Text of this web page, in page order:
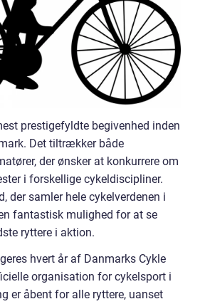
prestigefyldte begivenhed inden
Det tiltrækker både
der ønsker at konkurrere om
i forskellige cykeldiscipliner.
der samler hele cykelverdenen i
fantastisk mulighed for at se
ryttere i aktion.
hvert år af Danmarks Cykle
organisation for cykelsport i
er åbent for alle ryttere, uanset